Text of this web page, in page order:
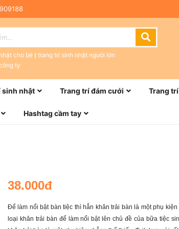
cho bé
trang trí sinh nhật người lớn
ty
sinh nhật Trang trí đám cưới Trang
Hashtag cầm tay
38.000đ
Để làm nổi bật bàn tiệc thì hẳn khăn trải bàn là một phụ
loại khăn trải bàn để làm nổi bật lên chủ đề của bữa tiệc